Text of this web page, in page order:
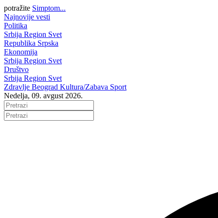
potražite Simptom...
Najnovije vesti
Politika
Srbija Region Svet
Republika Srpska
Ekonomija
Srbija Region Svet
Društvo
Srbija Region Svet
Zdravlje Beograd Kultura/Zabava Sport
Nedelja, 09. avgust 2026.